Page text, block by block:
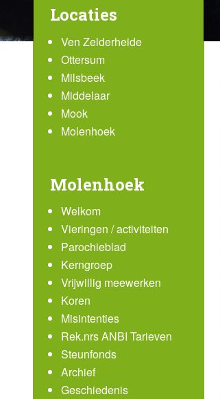
Locaties
Ven Zelderheide
Ottersum
Milsbeek
Middelaar
Mook
Molenhoek
Molenhoek
Welkom
Vieringen / activiteiten
Parochieblad
Kerngroep
Vrijwillig meewerken
Koren
Misintenties
Rek.nrs ANBI Tarieven
Steunfonds
Archief
Geschiedenis